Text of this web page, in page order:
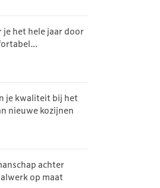
je het hele jaar door
je kwaliteit bij het
nieuwe kozijnen
achter
op maat